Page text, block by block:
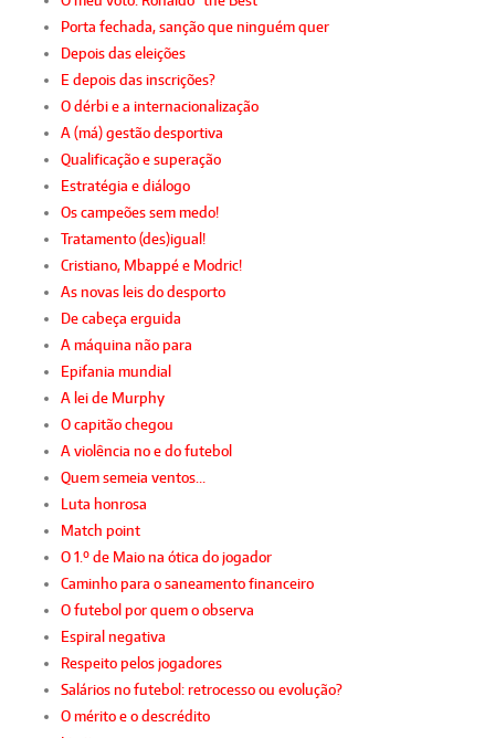
Porta fechada, sanção que ninguém quer
Depois das eleições
E depois das inscrições?
O dérbi e a internacionalização
A (má) gestão desportiva
Qualificação e superação
Estratégia e diálogo
Os campeões sem medo!
Tratamento (des)igual!
Cristiano, Mbappé e Modric!
As novas leis do desporto
De cabeça erguida
A máquina não para
Epifania mundial
A lei de Murphy
O capitão chegou
A violência no e do futebol
Quem semeia ventos…
Luta honrosa
Match point
O 1.º de Maio na ótica do jogador
Caminho para o saneamento financeiro
O futebol por quem o observa
Espiral negativa
Respeito pelos jogadores
Salários no futebol: retrocesso ou evolução?
O mérito e o descrédito